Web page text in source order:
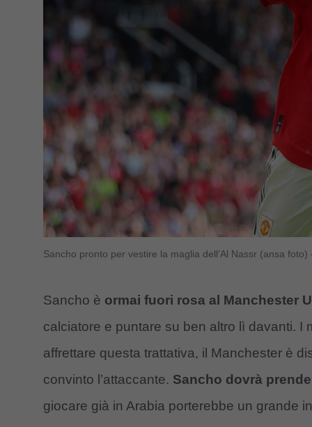
Sancho pronto per vestire la maglia dell’Al Nassr (ansa foto)
Sancho è ormai fuori rosa al Manchester
calciatore e puntare su ben altro lì davanti. I
affrettare questa trattativa, il Manchester è
convinto l’attaccante. Sancho dovrà
giocare già in Arabia porterebbe un grande